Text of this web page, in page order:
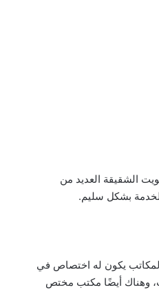
الشقيقة العديد من
بشكل سليم.
يكون له اختصاص في
وهناك أيضًا مكتب مختص